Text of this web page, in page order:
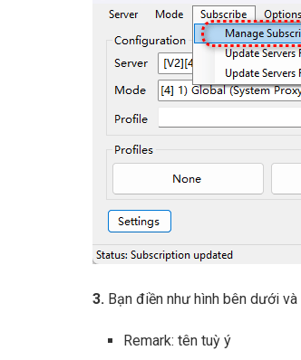
3. Bạn điền như hình bên dưới
Remark: tên tuỳ ý